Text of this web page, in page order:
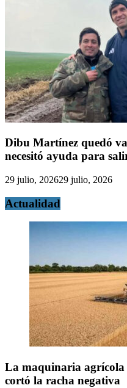
Dibu Martínez quedó
necesitó ayuda para
29 julio, 202629 julio, 2026
Actualidad
La maquinaria
cortó la racha negativa